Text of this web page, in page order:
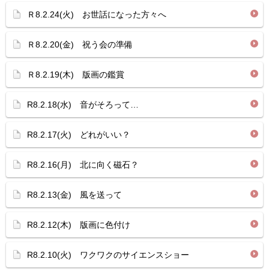
Ｒ8.2.24(火) お世話になった方々へ
Ｒ8.2.20(金) 祝う会の準備
Ｒ8.2.19(木) 版画の鑑賞
R8.2.18(水) 音がそろって…
R8.2.17(火) どれがいい？
R8.2.16(月) 北に向く磁石？
R8.2.13(金) 風を送って
R8.2.12(木) 版画に色付け
R8.2.10(火) ワクワクのサイエンスショー